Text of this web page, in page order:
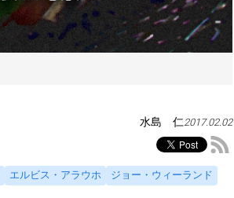
水島 仁2017.02.02
エルビス・アラウホ
ジョー・ウィーランド